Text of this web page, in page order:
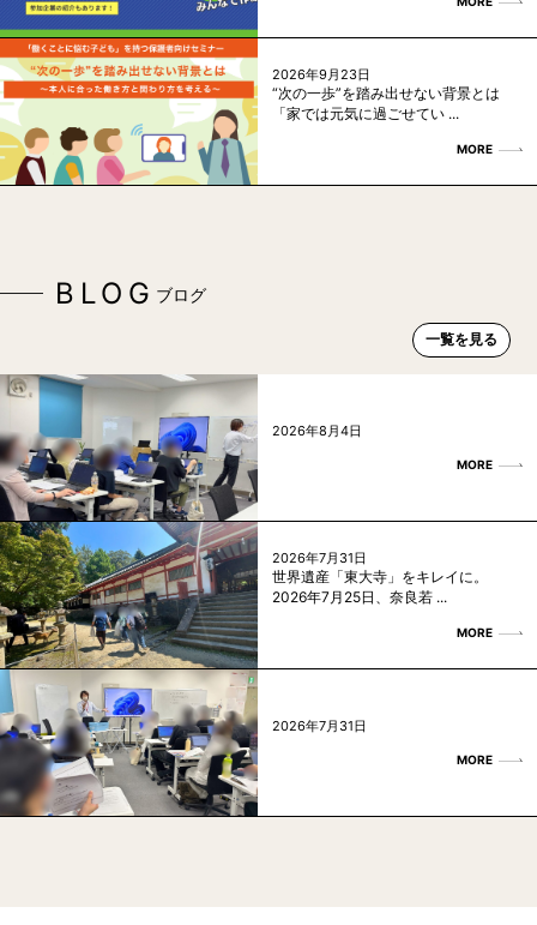
2026年9月23日
“次の一歩”を踏み出せない背景とは
「家では元気に過ごせてい ...
MORE
BLOG ブログ
一覧を見る
2026年8月4日
MORE
2026年7月31日
世界遺産「東大寺」をキレイに。
2026年7月25日、奈良若 ...
MORE
2026年7月31日
MORE